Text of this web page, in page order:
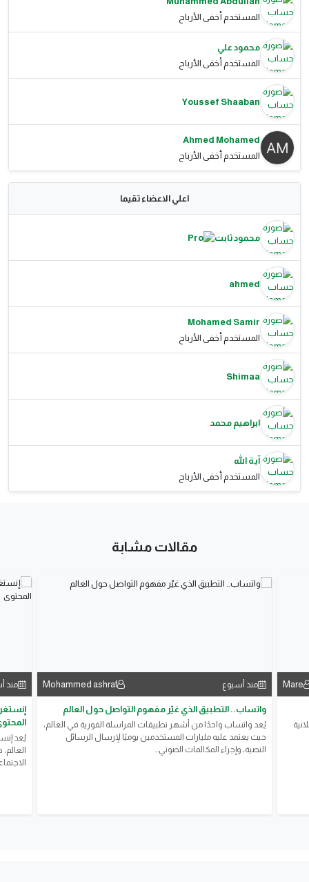
المستخدم أخفى الأرباح
محمود علي
المستخدم أخفى الأرباح
Youssef Shaaban
Ahmed Mohamed
المستخدم أخفى الأرباح
اعلي الاعضاء تقيما
محمود ثابت
ahmed
Mohamed Samir
المستخدم أخفى الأرباح
Shimaa
ابراهيم محمد
آية الله
المستخدم أخفى الأرباح
مقالات مشابة
Mare منذ أسبوع Mohammed ashraf
واتساب.. التطبيق الذي غيّر مفهوم التواصل حول العالم
يُعد واتساب واحدًا من أشهر تطبيقات المراسلة الفورية في العالم،
حيث يعتمد عليه مليارات المستخدمين يوميًا لإرسال الرسائل
النصية، وإجراء المكالمات الصوتي...
منذ
يُعد